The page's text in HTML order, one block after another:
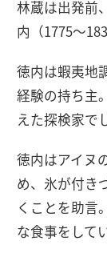
林蔵は出発前
内（1775〜
徳内は蝦夷地
経験の持ち主
えた探検家で
徳内はアイヌ
め、氷が付き
くことを助言
な食事をして